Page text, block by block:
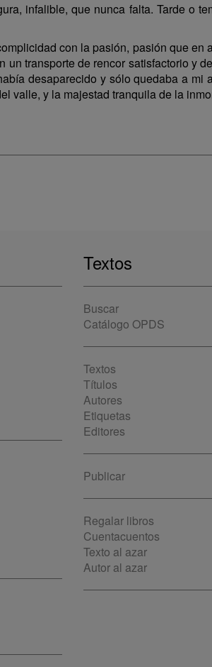
infalible, que nunca falta. Tarde o
con la pasión, pasión que en
transporte de rencor satisfactorio y
desaparecido y sólo quedaba a
valle, y la majestad tranquila de la
Textos
Buscar
Catálogo OPDS
Textos
Títulos
Autores
Etiquetas
Editores
Publicar
Regalar libros
Cuentacuentos
Texto al azar
Autor al azar